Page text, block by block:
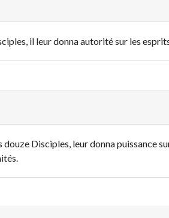
il leur donna autorité sur les
douze Disciples, leur donna puissance